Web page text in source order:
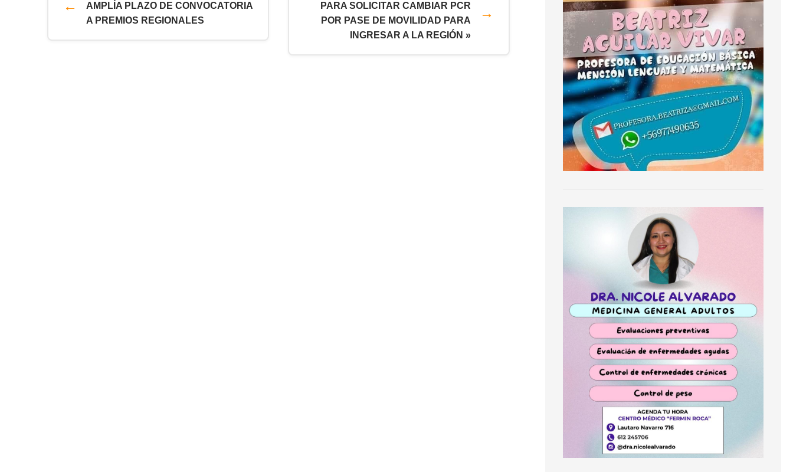
AMPLÍA PLAZO DE CONVOCATORIA
A PREMIOS REGIONALES
PARA SOLICITAR CAMBIAR PCR
POR PASE DE MOVILIDAD PARA
INGRESAR A LA REGIÓN »